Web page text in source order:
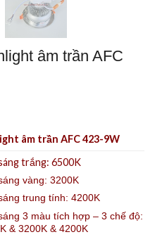
âm trần AFC
âm trần AFC 423-9W
trắng: 6500K
vàng: 3200K
trung tính: 4200K
3 màu tích hợp – 3 chế độ:
& 3200K & 4200K